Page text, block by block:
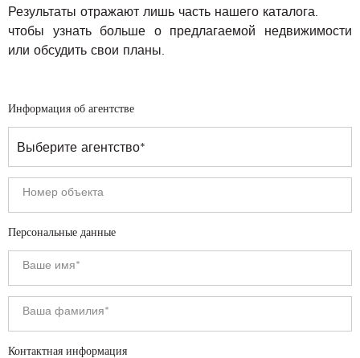
Результаты отражают лишь часть нашего каталога.
чтобы узнать больше о предлагаемой недвижимости
или обсудить свои планы.
Информация об агентстве
Персональные данные
Контактная информация